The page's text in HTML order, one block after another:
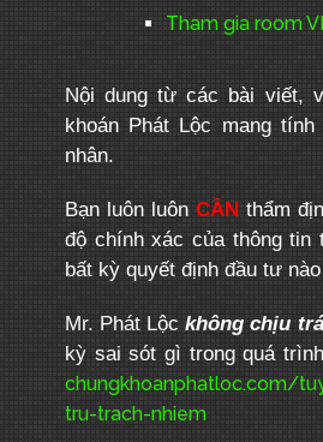
Tham gia room
Nội dung từ các bài viết,
khoán Phát Lộc mang
nhân.
Bạn luôn luôn CẦNthẩm
độ chính xác của thông
bất kỳ quyết định đầu tư
Mr. Phát Lộckhông chịu
kỳ sai sót gì trong quá
chungkhoanphatloc.com/
tru-trach-nhiem